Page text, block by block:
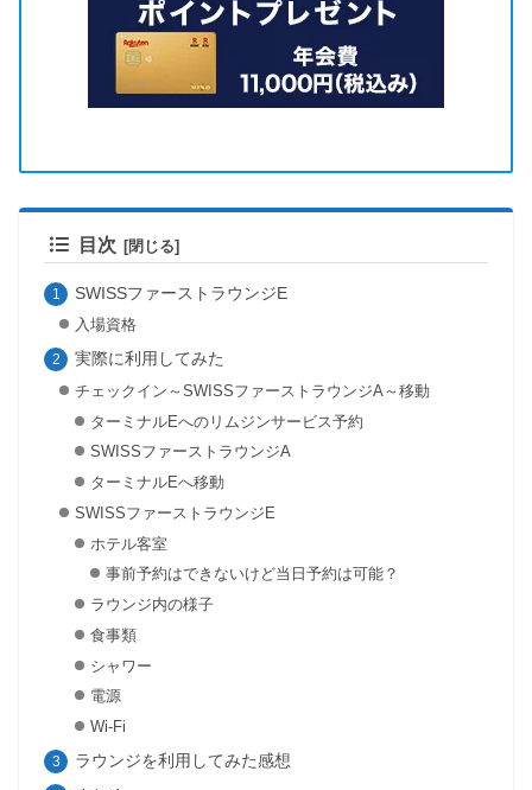
目次
SWISSファーストラウンジE
入場資格
実際に利用してみた
チェックイン～SWISSファーストラウンジA～移動
ターミナルEへのリムジンサービス予約
SWISSファーストラウンジA
ターミナルEへ移動
SWISSファーストラウンジE
ホテル客室
事前予約はできないけど当日予約は可能？
ラウンジ内の様子
食事類
シャワー
電源
Wi-Fi
ラウンジを利用してみた感想